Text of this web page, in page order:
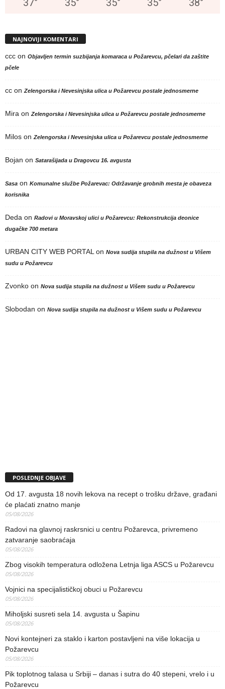
37° 35° 35° 35° 38°
NAJNOVIJI KOMENTARI
ccc on Objavljen termin suzbijanja komaraca u Požarevcu, pčelari da zaštite
pčele
cc onZelengorska i Nevesinjska ulica u Požarevcu postale jednosmerne
Mira onZelengorska i Nevesinjska ulica u Požarevcu postale jednosmerne
Milos onZelengorska i Nevesinjska ulica u Požarevcu postale jednosmerne
Bojan on Satarašijada u Dragovcu 16. avgusta
Sasa on Komunalne službe Požarevac: Održavanje grobnih mesta je obaveza
korisnika
Deda on Radovi u Moravskoj ulici u Požarevcu: Rekonstrukcija deonice
dugačke 700 metara
URBAN CITY WEB PORTALon Nova sudija stupila na dužnost u Višem
sudu u Požarevcu
Zvonko on Nova sudija stupila na dužnost u Višem sudu u Požarevcu
Slobodan on Nova sudija stupila na dužnost u Višem sudu u Požarevcu
POSLEDNJE OBJAVE
Od 17. avgusta 18 novih lekova na recept o trošku države, građani
će plaćati znatno manje
05/08/2026
Radovi na glavnoj raskrsnici u centru Požarevca, privremeno
zatvaranje saobraćaja
05/08/2026
Zbog visokih temperatura odložena Letnja liga ASCS u Požarevcu
05/08/2026
Vojnici na specijalističkoj obuci u Požarevcu
05/08/2026
Miholjski susreti sela 14. avgusta u Šapinu
05/08/2026
Novi kontejneri za staklo i karton postavljeni na više lokacija u
Požarevcu
05/08/2026
Pik toplotnog talasa u Srbiji – danas i sutra do 40 stepeni, vrelo i u
Požarevcu